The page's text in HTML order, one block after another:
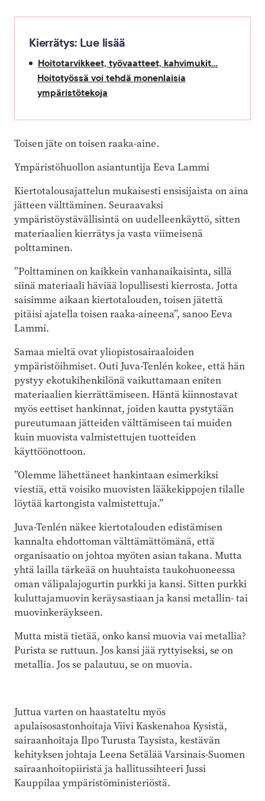
Kierrätys: Lue lisää
Hoitotarvikkeet, työvaatteet, kahvimukit…
Hoitotyössä voi tehdä monenlaisia
ympäristötekoja
Toisen jäte on toisen raaka-aine.
Ympäristöhuollon asiantuntija Eeva Lammi
Kiertotalousajattelun mukaisesti ensisijaista on aina
jätteen välttäminen. Seuraavaksi
ympäristöystävällisintä on uudelleenkäyttö, sitten
materiaalien kierrätys ja vasta viimeisenä
polttaminen.
”Polttaminen on kaikkein vanhanaikaisinta, sillä
siinä materiaali häviää lopullisesti kierrosta. Jotta
saisimme aikaan kiertotalouden, toisen jätettä
pitäisi ajatella toisen raaka-aineena”, sanoo Eeva
Lammi.
Samaa mieltä ovat yliopistosairaaloiden
ympäristöihmiset. Outi Juva-Tenlén kokee, että hän
pystyy ekotukihenkilönä vaikuttamaan eniten
materiaalien kierrättämiseen. Häntä kiinnostavat
myös eettiset hankinnat, joiden kautta pystytään
pureutumaan jätteiden välttämiseen tai muiden
kuin muovista valmistettujen tuotteiden
käyttöönottoon.
”Olemme lähettäneet hankintaan esimerkiksi
viestiä, että voisiko muovisten lääkekippojen tilalle
löytää kartongista valmistettuja.”
Juva-Tenlén näkee kiertotalouden edistämisen
kannalta ehdottoman välttämättömänä, että
organisaatio on johtoa myöten asian takana. Mutta
yhtä lailla tärkeää on huuhtaista taukohuoneessa
oman välipalajogurtin purkki ja kansi. Sitten purkki
kuluttajamuovin keräysastiaan ja kansi metallin- tai
muovinkeräykseen.
Mutta mistä tietää, onko kansi muovia vai metallia?
Purista se ruttuun. Jos kansi jää ryttyiseksi, se on
metallia. Jos se palautuu, se on muovia.
Juttua varten on haastateltu myös
apulaisosastonhoitaja Viivi Kaskenahoa Kysistä,
sairaanhoitaja Ilpo Turusta Taysista, kestävän
kehityksen johtaja Leena Setälää Varsinais-Suomen
sairaanhoitopiiristä ja hallitussihteeri Jussi
Kauppilaa ympäristöministeriöstä.